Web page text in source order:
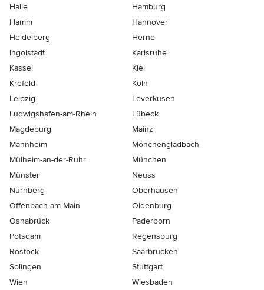
Halle
Hamburg
Hamm
Hannover
Heidelberg
Herne
Ingolstadt
Karlsruhe
Kassel
Kiel
Krefeld
Köln
Leipzig
Leverkusen
Ludwigshafen-am-Rhein
Lübeck
Magdeburg
Mainz
Mannheim
Mönchen­gladbach
Mülheim-an-der-Ruhr
München
Münster
Neuss
Nürnberg
Oberhausen
Offenbach-am-Main
Oldenburg
Osnabrück
Paderborn
Potsdam
Regensburg
Rostock
Saarbrücken
Solingen
Stuttgart
Wien
Wiesbaden